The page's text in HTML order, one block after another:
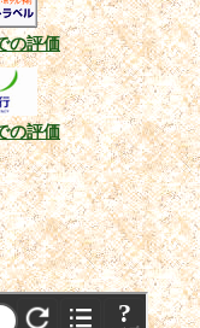
の評価
の評価